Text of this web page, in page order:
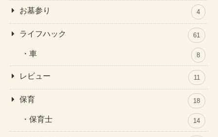
お墓参り 4
ライフハック 61
車 8
レビュー 11
保育 18
保育士 14